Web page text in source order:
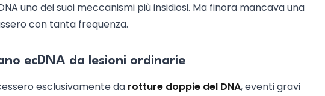
uno dei suoi meccanismi più insidiosi. Ma finora mancava una
con tanta frequenza.
ecDNA da lesioni ordinarie
esclusivamente da rotture doppie del DNA, eventi gravi